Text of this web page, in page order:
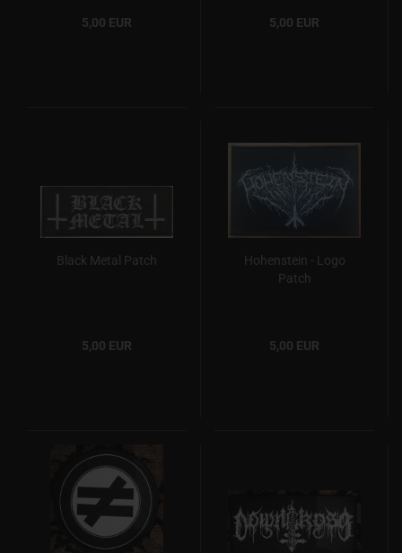
5,00 EUR 5,00 EUR
Black Metal Patch
5,00 EUR
Hohenstein - Logo
Patch
5,00 EUR